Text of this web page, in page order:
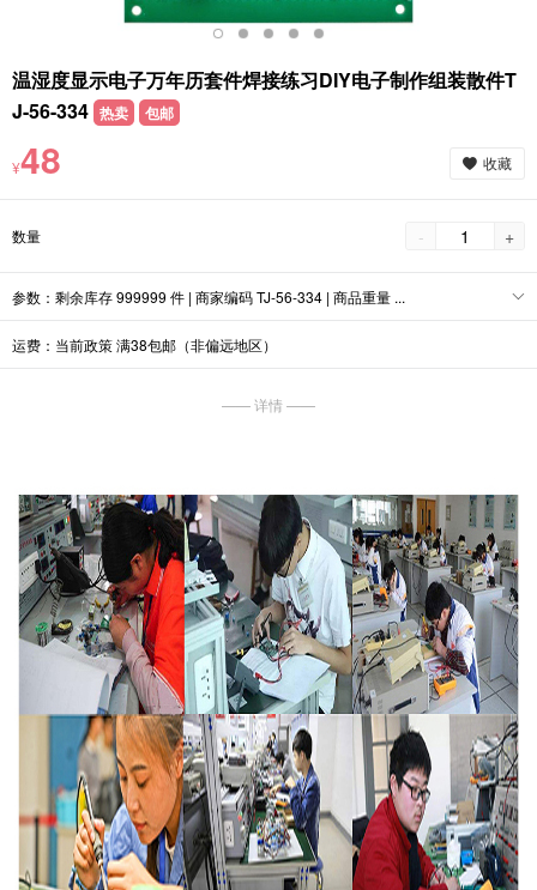
温湿度显示电子万年历套件焊接练习DIY电子制作组装散件T
J-56-334 热卖 包邮
¥48 收藏
数量 - +
参数：剩余库存 999999 件 | 商家编码 TJ-56-334 | 商品重量 ...
运费：当前政策 满38包邮（非偏远地区）
—— 详情 ——